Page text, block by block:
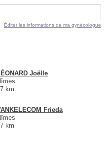
Éditer les informations de ma gynécologue
Joëlle
km
Frieda
km